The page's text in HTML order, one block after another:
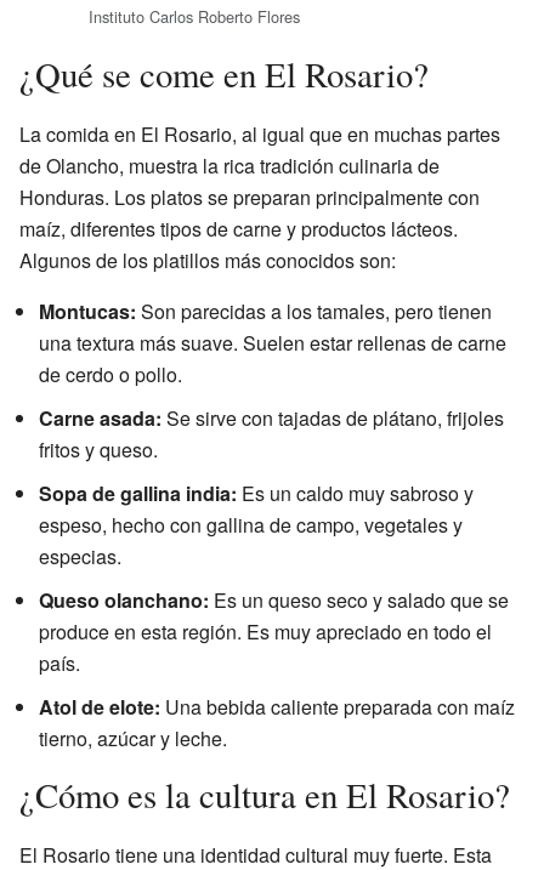
Instituto Carlos Roberto Flores
¿Qué se come en El Rosario?
La comida en El Rosario, al igual que en muchas partes
de Olancho, muestra la rica tradición culinaria de
Honduras. Los platos se preparan principalmente con
maíz, diferentes tipos de carne y productos lácteos.
Algunos de los platillos más conocidos son:
Montucas: Son parecidas a los tamales, pero tienen
una textura más suave. Suelen estar rellenas de carne
de cerdo o pollo.
Carne asada: Se sirve con tajadas de plátano, frijoles
fritos y queso.
Sopa de gallina india: Es un caldo muy sabroso y
espeso, hecho con gallina de campo, vegetales y
especias.
Queso olanchano: Es un queso seco y salado que se
produce en esta región. Es muy apreciado en todo el
país.
Atol de elote: Una bebida caliente preparada con maíz
tierno, azúcar y leche.
¿Cómo es la cultura en El Rosario?
El Rosario tiene una identidad cultural muy fuerte. Esta